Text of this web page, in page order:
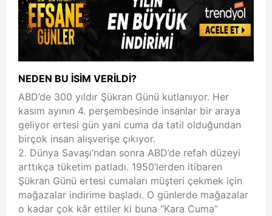
NEDEN BU İSİM VERİLDİ?
ABD’de 300 yıldır Şükran Günü kutlanıyor. Her
kasım ayının 4. perşembesinde insanlar bir araya
geliyor ertesi gün yani cuma da tatil olduğundan
birçok insan alışverişe çıkıyor.
2. Dünya Savaşı’ndan sonra ABD’de refah düzeyi
arttıkça tüketim patladı. 1950’lerden itibaren
Şükran Günü ertesi cumaları müşteri çekmek için
mağazalar indirime başladı. O günlerde mağazalar
o kadar çok kâr ettiler ki buna “Kara Cuma”